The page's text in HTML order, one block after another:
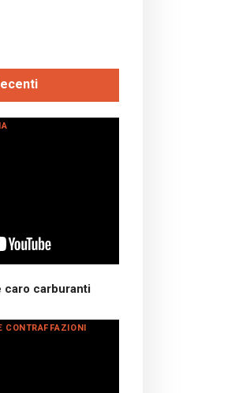
caro carburanti
CONTRAFFAZIONI